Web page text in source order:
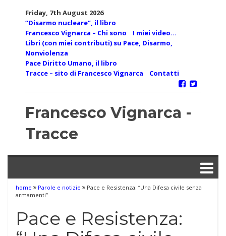
Friday, 7th August 2026
“Disarmo nucleare”, il libro
Francesco Vignarca – Chi sono
I miei video…
Libri (con miei contributi) su Pace, Disarmo,
Nonviolenza
Pace Diritto Umano, il libro
Tracce – sito di Francesco Vignarca
Contatti
Francesco Vignarca -
Tracce
home Parole e notizie
Pace e Resistenza: “Una Difesa civile senza
armamenti”
Pace e Resistenza: